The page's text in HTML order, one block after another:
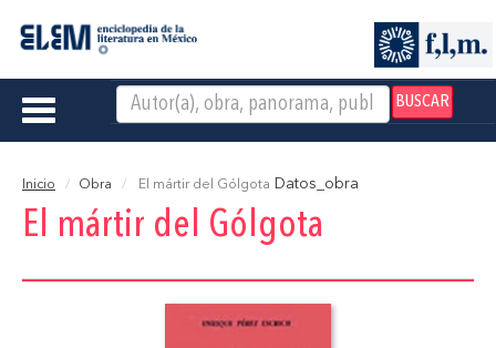
BUSCAR
Toggle
Inicio Obra El mártir del Gólgota Datos_obra
El mártir del Gólgota